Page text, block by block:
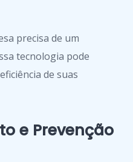
precisa de um
tecnologia pode
de suas
e Prevenção